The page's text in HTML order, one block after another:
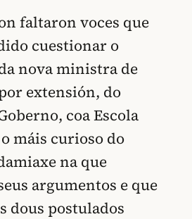
faltaron voces que
cuestionar o
nova ministra de
extensión, do
coa Escola
máis curioso do
na que
argumentos e que
dous postulados